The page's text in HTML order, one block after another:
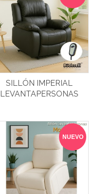
SILLÓN IMPERIAL
LEVANTAPERSONAS
NUEVO